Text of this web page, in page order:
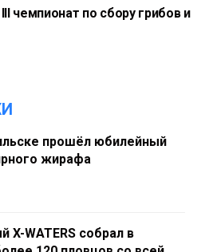
чемпионат по сбору грибов и
прошёл юбилейный
жирафа
X-WATERS собрал в